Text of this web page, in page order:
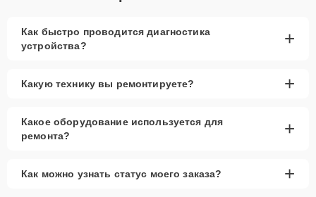
Как быстро проводится диагностика
устройства?
+
Какую технику вы ремонтируете? +
Какое оборудование используется для
ремонта?
+
Как можно узнать статус моего заказа? +